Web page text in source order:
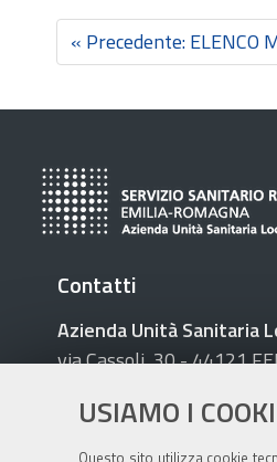
USIAMO I
Questo sito utilizza cookie
« Precedente: ELENCO
Contatti
Azienda Unità Sanitaria
via Cassoli, 30 - 44121
C.F e P.IVA 01295960387